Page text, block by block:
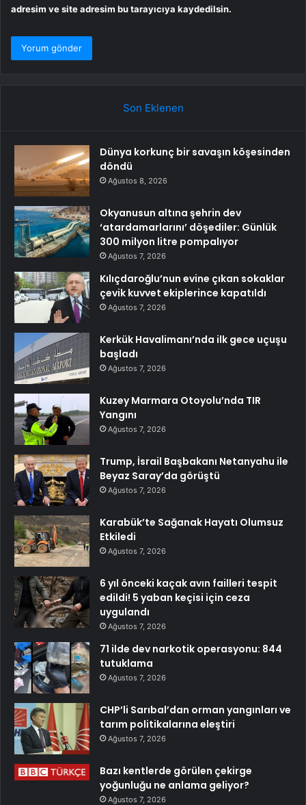
adresim ve site adresim bu tarayıcıya kaydedilsin.
Son Eklenen
Dünya korkunç bir savaşın köşesinden
döndü
Ağustos 8, 2026
Okyanusun altına şehrin dev
‘atardamarlarını’ döşediler: Günlük
300 milyon litre pompalıyor
Ağustos 7, 2026
Kılıçdaroğlu’nun evine çıkan sokaklar
çevik kuvvet ekiplerince kapatıldı
Ağustos 7, 2026
Kerkük Havalimanı’nda ilk gece uçuşu
başladı
Ağustos 7, 2026
Kuzey Marmara Otoyolu’nda TIR
Yangını
Ağustos 7, 2026
Trump, İsrail Başbakanı Netanyahu ile
Beyaz Saray’da görüştü
Ağustos 7, 2026
Karabük’te Sağanak Hayatı Olumsuz
Etkiledi
Ağustos 7, 2026
6 yıl önceki kaçak avın failleri tespit
edildi! 5 yaban keçisi için ceza
uygulandı
Ağustos 7, 2026
71 ilde dev narkotik operasyonu: 844
tutuklama
Ağustos 7, 2026
CHP’li Sarıbal’dan orman yangınları ve
tarım politikalarına eleştiri
Ağustos 7, 2026
Bazı kentlerde görülen çekirge
yoğunluğu ne anlama geliyor?
Ağustos 7, 2026